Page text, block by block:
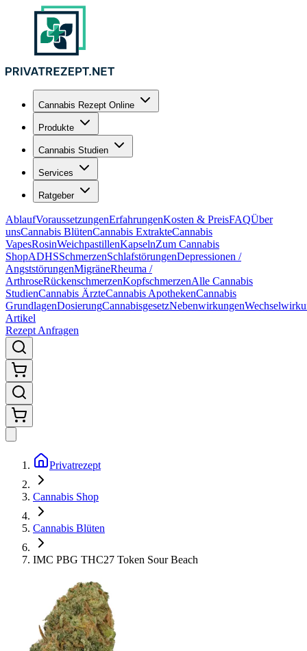
Cannabis Rezept Online
Produkte
Cannabis Studien
Services
Ratgeber
AblaufVoraussetzungenErfahrungenKosten & PreisFAQÜber
unsCannabis BlütenCannabis ExtrakteCannabis
VapesRosinWeichpastillenKapselnZum Cannabis
ShopADHSSchmerzenSchlafstörungenDepressionen /
AngststörungenMigräneRheuma /
ArthroseRückenschmerzenKopfschmerzenAlle Cannabis
StudienCannabis ÄrzteCannabis ApothekenCannabis
GrundlagenDosierungCannabisgesetzNebenwirkungen
Artikel
Rezept Anfragen
Privatrezept
Cannabis Shop
Cannabis Blüten
IMC PBG THC27 Token Sour Beach